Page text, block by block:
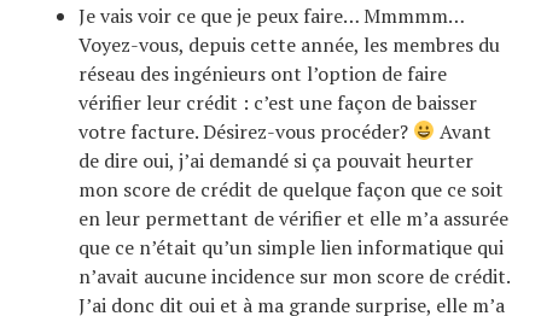
Je vais voir ce que je peux faire… Mmmmm…
Voyez-vous, depuis cette année, les membres du
réseau des ingénieurs ont l’option de faire
vérifier leur crédit : c’est une façon de baisser
votre facture. Désirez-vous procéder?
Avant
de dire oui, j’ai demandé si ça pouvait heurter
mon score de crédit de quelque façon que ce soit
en leur permettant de vérifier et elle m’a assurée
que ce n’était qu’un simple lien informatique qui
n’avait aucune incidence sur mon score de crédit.
J’ai donc dit oui et à ma grande surprise, elle m’a